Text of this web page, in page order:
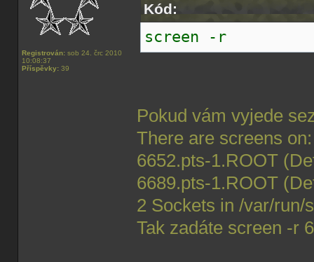
Registrován: sob 24. črc 2010
10:08:37
Příspěvky: 39
Kód:
screen -r
Pokud vám vyjede
There are screens on:
6652.pts-1.ROOT
6689.pts-1.ROOT
2 Sockets in /var/run/
Tak zadáte screen -r